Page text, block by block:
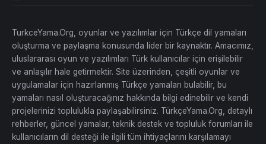
TurkceYama.Org, oyunlar ve yazılımlar için Türkçe dil yamaları
oluşturma ve paylaşma konusunda lider bir kaynaktır. Amacımız,
uluslararası oyun ve yazılımları Türk kullanıcılar için erişilebilir
ve anlaşılır hale getirmektir. Site üzerinden, çeşitli oyunlar ve
uygulamalar için hazırlanmış Türkçe yamaları bulabilir, bu
yamaları nasıl oluşturacağınız hakkında bilgi edinebilir ve kendi
projelerinizi toplulukla paylaşabilirsiniz. TürkçeYama.Org, detaylı
rehberler, güncel yamalar, teknik destek ve topluluk forumları ile
kullanıcıların dil desteği ile ilgili tüm ihtiyaçlarını karşılamayı